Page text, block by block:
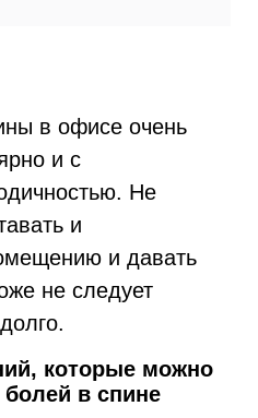
в офисе очень
и с
Не
и
и давать
не следует
которые можно
в спине